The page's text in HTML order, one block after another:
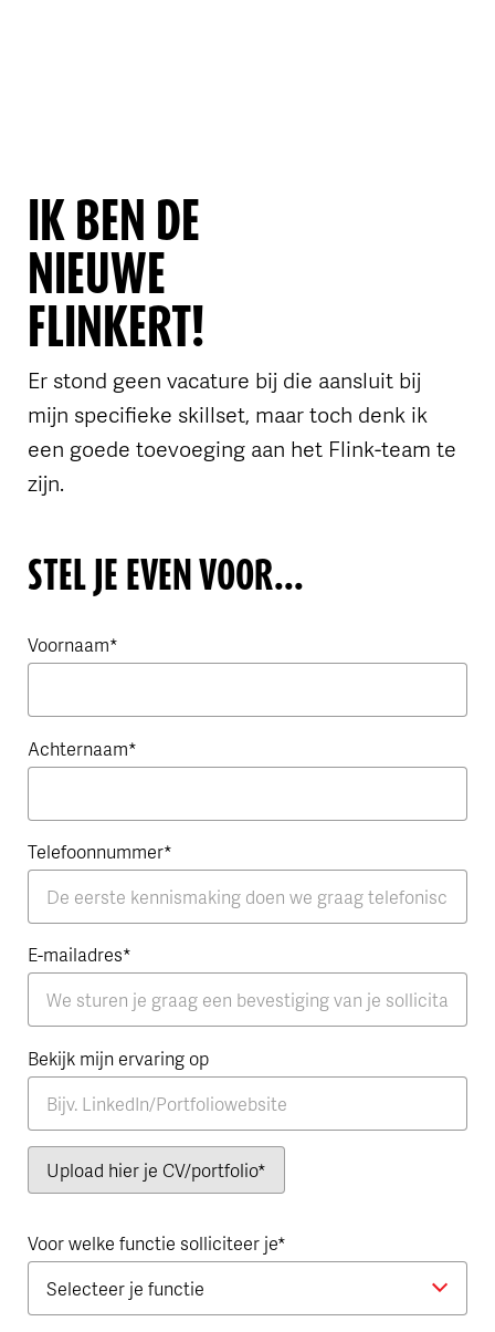
IK BEN DE
NIEUWE
FLINKERT!
Er stond geen vacature bij die aansluit bij
mijn specifieke skillset, maar toch denk ik
een goede toevoeging aan het Flink-team te
zijn.
STEL JE EVEN VOOR...
Voornaam
Achternaam
Telefoonnummer
E-mailadres
Bekijk mijn ervaring op
Upload hier je CV/portfolio
Voor welke functie solliciteer je